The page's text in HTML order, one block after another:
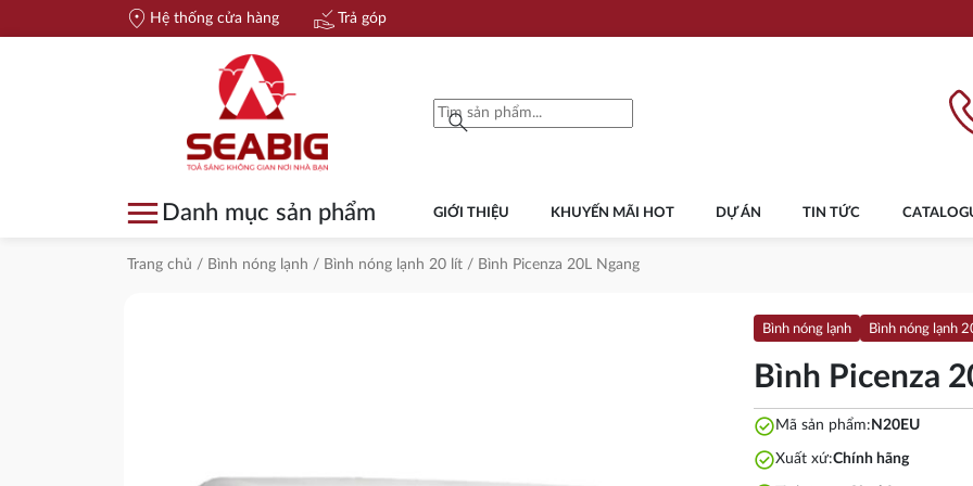
location_on Hệ thống cửa hàng approval_delegation Trả góp
search
menu Danh mục sản phẩm GIỚI THIỆU KHUYẾN MÃI HOT DỰ ÁN TIN TỨC
Trang chủ / Bình nóng lạnh / Bình nóng lạnh 20 lít / Bình Picenza 20L Ngang
Bình nóng lạnh Bình nóng lạnh
Bình Picenza
check_circle Mã sản phẩm: N20EU
check_circleXuất xứ:Chính hãng